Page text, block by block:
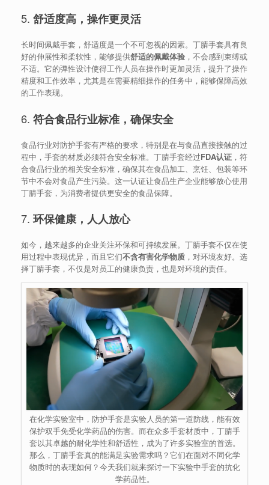
5. 舒适度高，操作更灵活
长时间佩戴手套，舒适度是一个不可忽视的因素。丁腈手套具有良
好的伸展性和柔软性，能够提供舒适的佩戴体验 ，不会感到束缚或
不适。它的弹性设计使得工作人员在操作时更加灵活，提升了操作
精度和工作效率，尤其是在需要精细操作的任务中，能够保障高效
的工作表现。
6. 符合食品行业标准，确保安全
食品行业对防护手套有严格的要求，特别是在与食品直接接触的过
程中，手套的材质必须符合安全标准。丁腈手套经过FDA认证 ，符
合食品行业的相关安全标准，确保其在食品加工、烹饪、包装等环
节中不会对食品产生污染。这一认证让食品生产企业能够放心使用
丁腈手套，为消费者提供更安全的食品保障。
7. 环保健康，人人放心
如今，越来越多的企业关注环保和可持续发展。丁腈手套不仅在使
用过程中表现优异，而且它们不含有害化学物质 ，对环境友好。选
择丁腈手套，不仅是对员工的健康负责，也是对环境的责任。
在化学实验室中，防护手套是实验人员的第一道防线，能有效
保护双手免受化学药品的伤害。而在众多手套材质中，丁腈手
套以其卓越的耐化学性和舒适性，成为了许多实验室的首选。
那么，丁腈手套真的能满足实验需求吗？它们在面对不同化学
物质时的表现如何？今天我们就来探讨一下实验中手套的抗化
学药品性。